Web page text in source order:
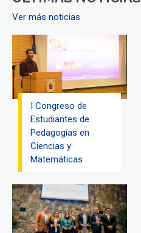
Ver más noticias
I Congreso de
Estudiantes de
Pedagogías en
Ciencias y
Matemáticas